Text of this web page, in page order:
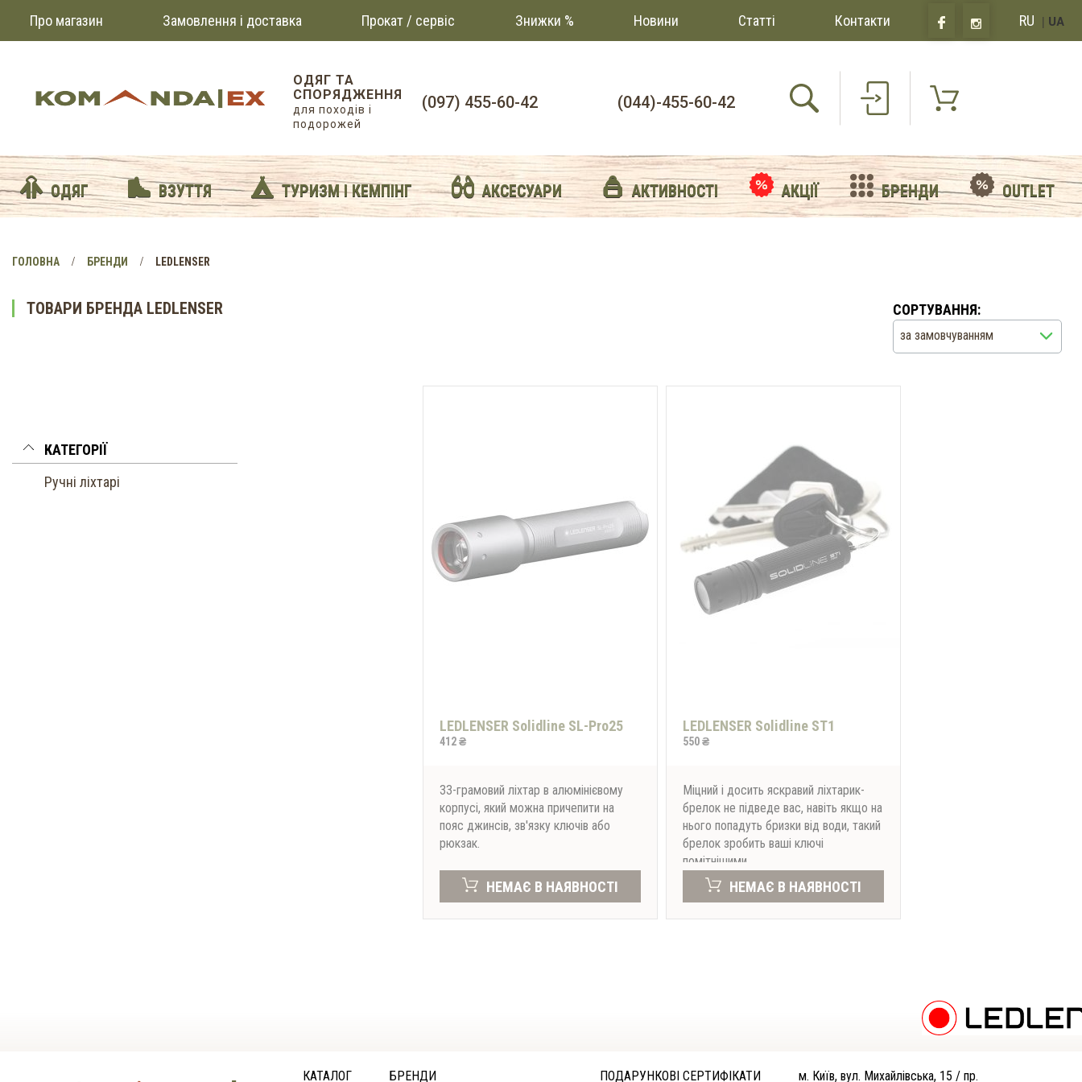
Про магазин Замовлення і доставка Прокат / сервіс Знижки % Новини Статті Контакти RU | UA
ОДЯГ ТА
СПОРЯДЖЕННЯ
для походів і
подорожей
(097) 455-60-42 (044)-455-60-42
ОДЯГ ВЗУТТЯ ТУРИЗМ І КЕМПІНГ АКСЕСУАРИ АКТИВНОСТІ АКЦІЇ БРЕНДИ OUTLET
ГОЛОВНА БРЕНДИ LEDLENSER
ТОВАРИ БРЕНДА LEDLENSER СОРТУВАННЯ:
за замовчуванням
КАТЕГОРІЇ
Ручні ліхтарі
LEDLENSER Solidline SL-Pro25
412 ₴
33-грамовий ліхтар в алюмінієвому
корпусі, який можна причепити на
пояс джинсів, зв'язку ключів або
рюкзак.
НЕМАЄ В НАЯВНОСТІ
LEDLENSER Solidline ST1
550 ₴
Міцний і досить яскравий ліхтарик-
брелок не підведе вас, навіть якщо на
нього попадуть бризки від води, такий
брелок зробить ваші ключі
помітнішими.
НЕМАЄ В НАЯВНОСТІ
КАТАЛОГ БРЕНДИ ПОДАРУНКОВІ СЕРТИФІКАТИ м. Київ, вул. Михайлівська, 15 / пр.